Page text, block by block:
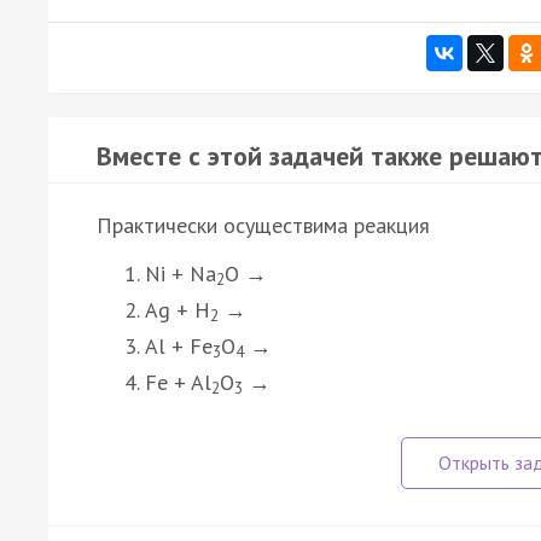
Вместе с этой задачей также
Практически осуществима реакция
Ni + Na2O →
Ag + H2 →
Al + Fe3O4→
Fe + Al2O3 →